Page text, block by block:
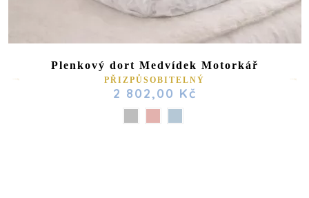
Plenkový dort Medvídek Motorkář
PŘIZPŮSOBITELNÝ
2 802,00 Kč